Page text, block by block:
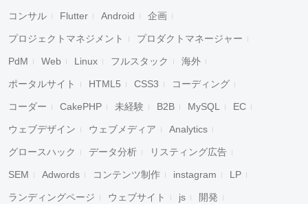
コンサル Flutter Android 企画
プロジェクトマネジメント プロダクトマネージャー
PdM Web Linux フルスタック 海外
ポータルサイト HTML5 CSS3 コーディング
コーダー CakePHP 未経験 B2B MySQL EC
ウェブデザイン ウェブメディア Analytics
グロースハック データ分析 リスティング広告
SEM Adwords コンテンツ制作 instagram LP
ランディングページ ウェブサイト js 開発